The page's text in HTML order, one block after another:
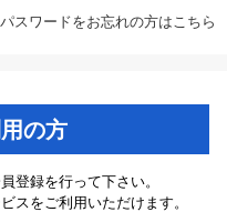
パスワードをお忘れの方はこちら
の方
登録を行って下さい。
スをご利用いただけます。